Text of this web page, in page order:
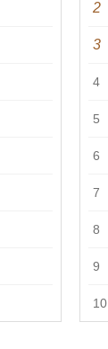
2
3
4
5
6
7
8
9
10